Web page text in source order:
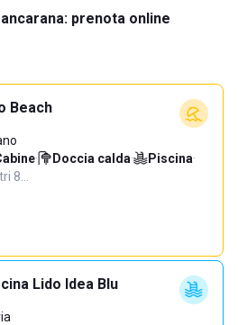
prenota online
Beach
· Doccia calda· Piscina·
8…
Lido Idea Blu